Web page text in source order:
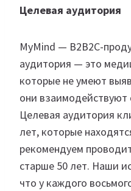
Целевая аудитория
MyMind — B2B2C-
аудитория — это
которые не умеют
они взаимодействуют
Целевая аудитория
лет, которые
рекомендуем
старше 50 лет. Наши
что у каждого